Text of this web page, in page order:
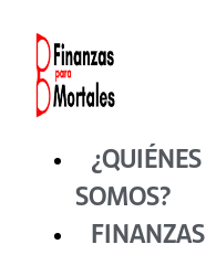
contenido
¿QUIÉNES
SOMOS?
FINANZAS